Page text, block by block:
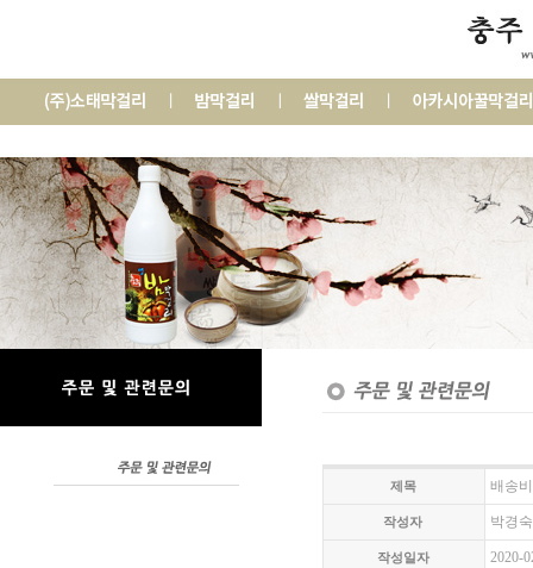
제목 배송
작성자 박경숙
작성일자 2020-